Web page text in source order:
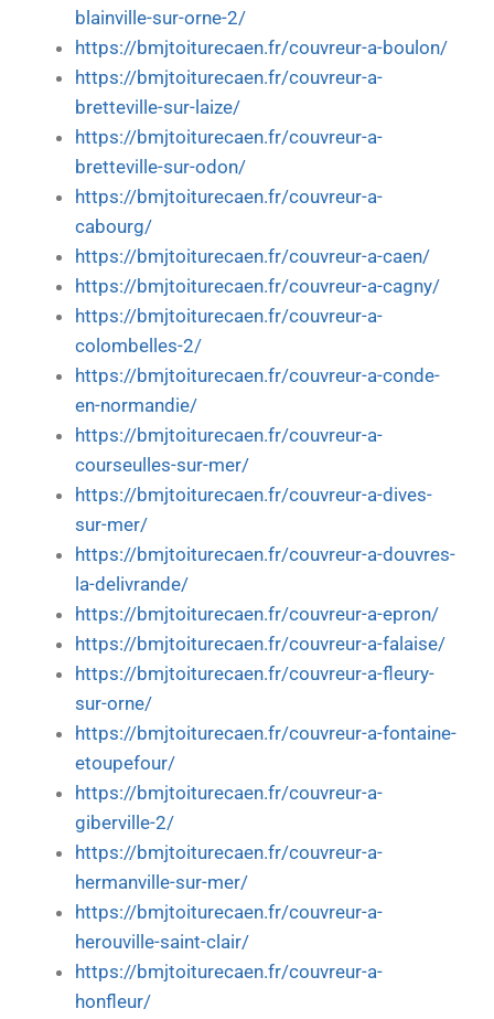
blainville-sur-orne-2/
https://bmjtoiturecaen.fr/couvreur-a-boulon/
https://bmjtoiturecaen.fr/couvreur-a-
bretteville-sur-laize/
https://bmjtoiturecaen.fr/couvreur-a-
bretteville-sur-odon/
https://bmjtoiturecaen.fr/couvreur-a-
cabourg/
https://bmjtoiturecaen.fr/couvreur-a-caen/
https://bmjtoiturecaen.fr/couvreur-a-cagny/
https://bmjtoiturecaen.fr/couvreur-a-
colombelles-2/
https://bmjtoiturecaen.fr/couvreur-a-conde-
en-normandie/
https://bmjtoiturecaen.fr/couvreur-a-
courseulles-sur-mer/
https://bmjtoiturecaen.fr/couvreur-a-dives-
sur-mer/
https://bmjtoiturecaen.fr/couvreur-a-douvres-
la-delivrande/
https://bmjtoiturecaen.fr/couvreur-a-epron/
https://bmjtoiturecaen.fr/couvreur-a-falaise/
https://bmjtoiturecaen.fr/couvreur-a-fleury-
sur-orne/
https://bmjtoiturecaen.fr/couvreur-a-fontaine-
etoupefour/
https://bmjtoiturecaen.fr/couvreur-a-
giberville-2/
https://bmjtoiturecaen.fr/couvreur-a-
hermanville-sur-mer/
https://bmjtoiturecaen.fr/couvreur-a-
herouville-saint-clair/
https://bmjtoiturecaen.fr/couvreur-a-
honfleur/